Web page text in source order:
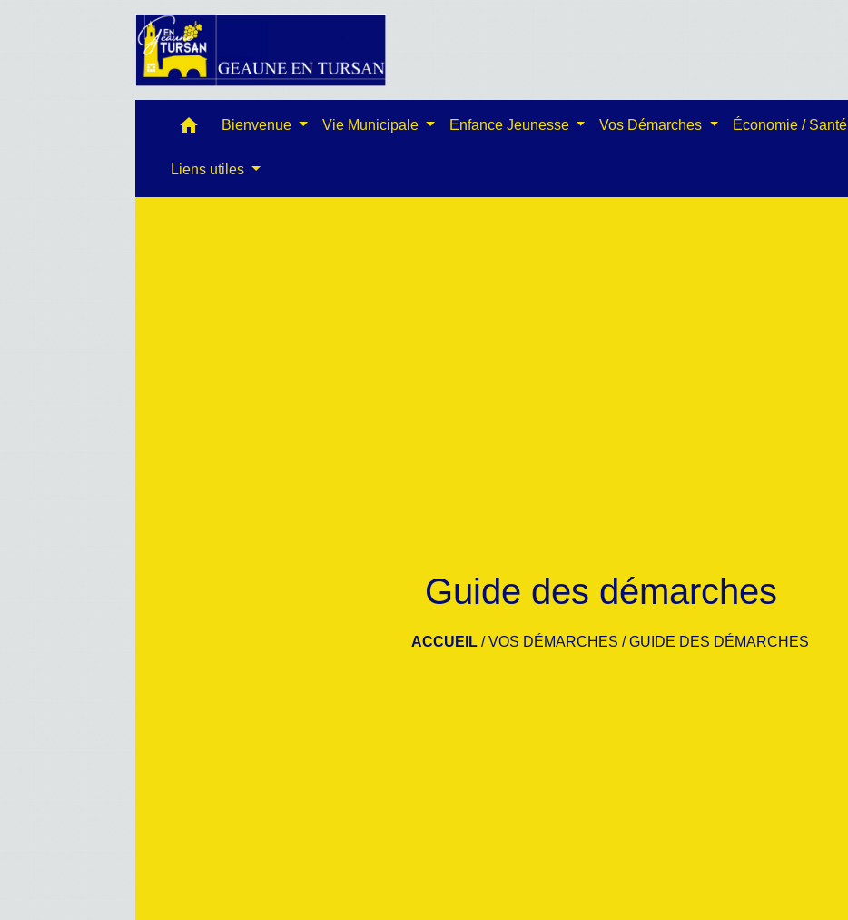
home Bienvenue Vie Municipale Enfance Jeunesse Vos Démarches Économie / Santé
Liens utiles
Guide des démarches
ACCUEIL /VOS DÉMARCHES /GUIDE DES DÉMARCHES